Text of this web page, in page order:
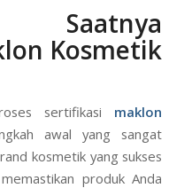
Saatnya
Kosmetik
sertifikasi maklon
awal yang sangat
kosmetik yang sukses
produk Anda